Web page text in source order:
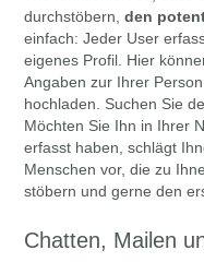
durchstöbern,den
einfach: Jeder User
eigenes Profil. Hier
Angaben zur Ihrer
hochladen. Suchen Sie
Möchten Sie Ihn in Ihrer
erfasst haben, schlägt
Menschen vor, die zu
stöbern und gerne den
Chatten, Mailen